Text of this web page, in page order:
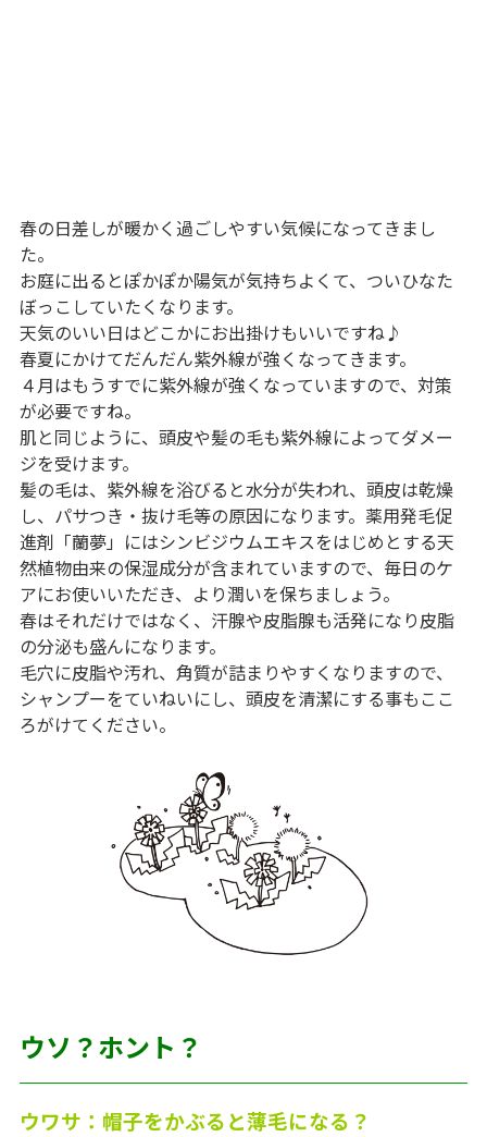
春の日差しが暖かく過ごしやすい気候になってきまし
た。
お庭に出るとぽかぽか陽気が気持ちよくて、ついひなた
ぼっこしていたくなります。
天気のいい日はどこかにお出掛けもいいですね♪
春夏にかけてだんだん紫外線が強くなってきます。
４月はもうすでに紫外線が強くなっていますので、対策
が必要ですね。
肌と同じように、頭皮や髪の毛も紫外線によってダメー
ジを受けます。
髪の毛は、紫外線を浴びると水分が失われ、頭皮は乾燥
し、パサつき・抜け毛等の原因になります。薬用発毛促
進剤「蘭夢」にはシンビジウムエキスをはじめとする天
然植物由来の保湿成分が含まれていますので、毎日のケ
アにお使いいただき、より潤いを保ちましょう。
春はそれだけではなく、汗腺や皮脂腺も活発になり皮脂
の分泌も盛んになります。
毛穴に皮脂や汚れ、角質が詰まりやすくなりますので、
シャンプーをていねいにし、頭皮を清潔にする事もここ
ろがけてください。
ウソ？ホント？
ウワサ：帽子をかぶると薄毛になる？